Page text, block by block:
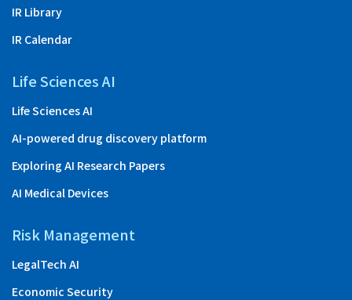
IR Library
IR Calendar
Life Sciences AI
Life Sciences AI
AI-powered drug discovery platform
Exploring AI Research Papers
AI Medical Devices
Risk Management
LegalTech AI
Economic Security